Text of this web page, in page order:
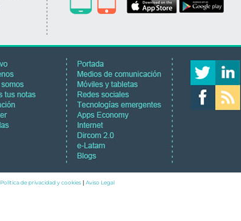
Política de privacidad y cookies Aviso Legal